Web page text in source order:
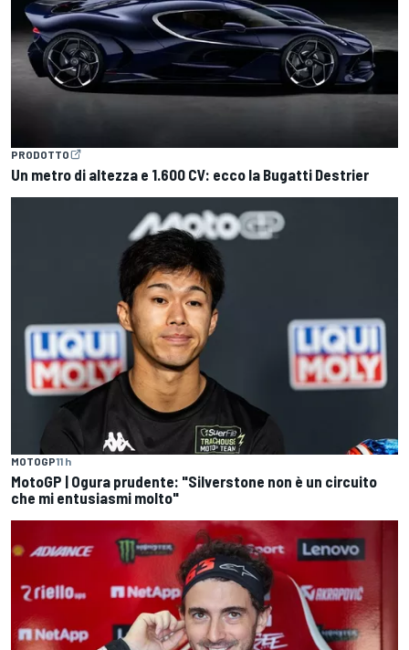
PRODOTTO
Un metro di altezza e 1.600 CV: ecco la Bugatti Destrier
MOTOGP11 h
MotoGP | Ogura prudente: "Silverstone non è un circuito
che mi entusiasmi molto"